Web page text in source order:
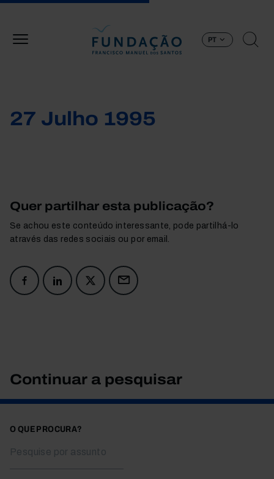
PT
27 Julho 1995
Quer partilhar esta publicação?
Se achou este conteúdo interessante, pode partilhá-lo
através das redes sociais ou por email.
Continuar a pesquisar
O QUE PROCURA?